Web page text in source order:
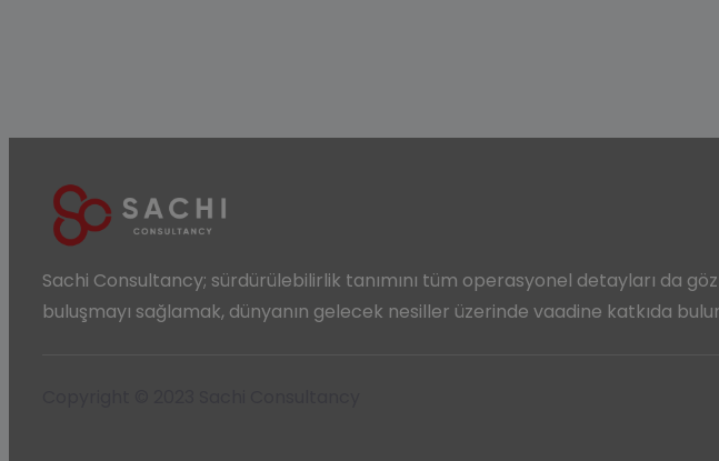
Sachi Consultancy; sürdürülebilirlik tanımını tüm operasyonel detayları da
buluşmayı sağlamak, dünyanın gelecek nesiller üzerinde vaadine katkıda